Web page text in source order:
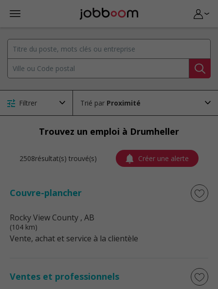
Filtrer Trié par
Trouvez un emploi à Drumheller
2508résultat(s) trouvé(s) Créer une alerte
Couvre-plancher
Rocky View County , AB
(104 km)
Vente, achat et service à la clientèle
Ventes et professionnels